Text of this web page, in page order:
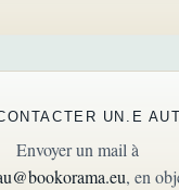
UN.E
Envoyer un mail à
, en